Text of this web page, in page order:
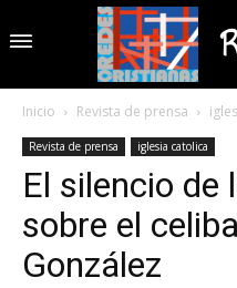
Inicio Revista de prensa
Revista de prensa iglesia catolica
El silencio de
sobre el
González